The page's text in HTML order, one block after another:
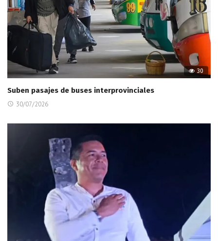
30
Suben pasajes de buses interprovinciales
30/07/2026